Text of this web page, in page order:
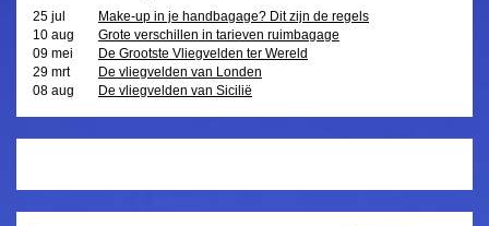
25 jul
Make-up in je handbagage? Dit zijn de regels
10 aug
Grote verschillen in tarieven ruimbagage
09 mei
De Grootste Vliegvelden ter Wereld
29 mrt
De vliegvelden van Londen
08 aug
De vliegvelden van Sicilië